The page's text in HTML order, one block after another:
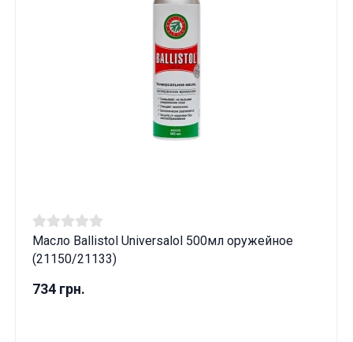
Масло Ballistol Universalol 500мл оружейное
(21150/21133)
734 грн.